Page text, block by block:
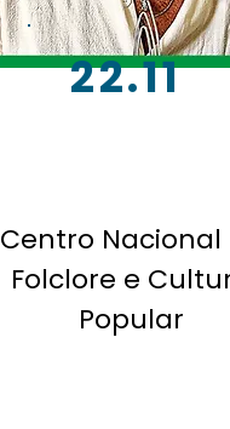
22.11
Centro Nacional
Folclore e
Popular